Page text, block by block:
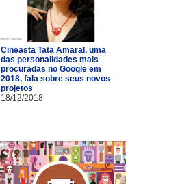
Cineasta Tata Amaral, uma
das personalidades mais
procuradas no Google em
2018, fala sobre seus novos
projetos
18/12/2018